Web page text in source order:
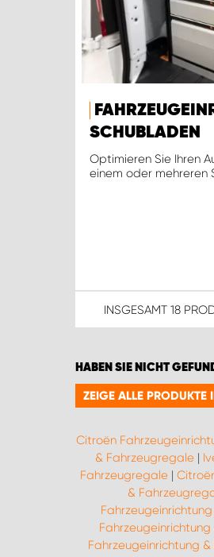
SCHUBLADEN
Optimieren Sie Ihren
einem oder mehreren
INSGESAMT 18
HABEN SIE NICHT
ZEIGE ALLE PRODUKTE
Citroën
& Fahrzeugregale |
Fahrzeugregale|
&
Fahrzeugeinrichtung